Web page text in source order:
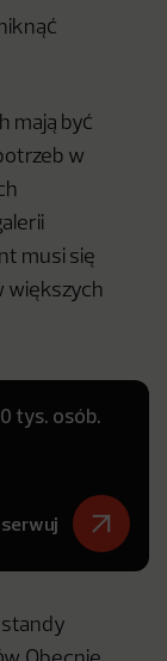
mają być
w
musi się
większych
tys. osób.